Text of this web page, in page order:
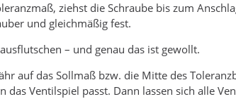
ziehst die Schraube bis zum
und gleichmäßig fest.
– und genau das ist gewollt.
auf das Sollmaß bzw. die Mitte des
Ventilspiel passt. Dann lassen sich alle